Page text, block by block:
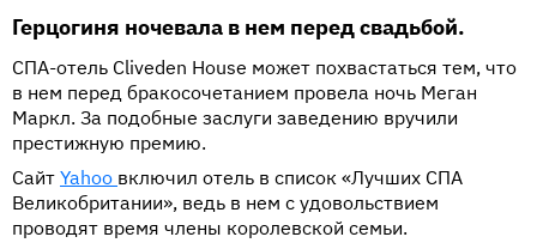
Герцогиня ночевала в нем перед свадьбой.
СПА-отель Cliveden House может похвастаться тем, что
в нем перед бракосочетанием провела ночь Меган
Маркл. За подобные заслуги заведению вручили
престижную премию.
Сайт Yahoo включил отель в список «Лучших СПА
Великобритании», ведь в нем с удовольствием
проводят время члены королевской семьи.